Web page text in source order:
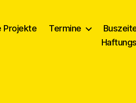
Projekte Termine